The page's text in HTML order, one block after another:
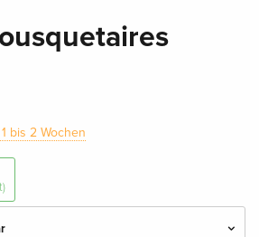
bis 2 Wochen